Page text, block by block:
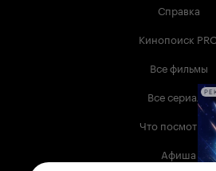
Справка
Кинопоиск
Все фильмы
Все сериалы
Что
Афиша